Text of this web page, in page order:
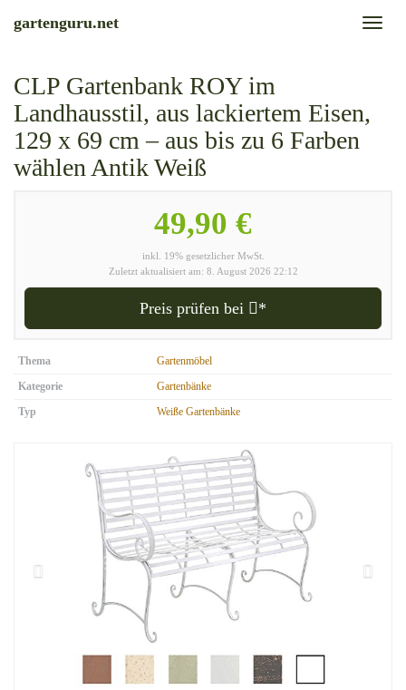
Toggle
gartenguru.net
CLP Gartenbank ROY im
Landhausstil, aus lackiertem Eisen,
129 x 69 cm – aus bis zu 6 Farben
wählen Antik Weiß
49,90 €
inkl. 19% gesetzlicher MwSt.
Zuletzt aktualisiert am: 8. August 2026 22:12
Preis prüfen bei *
Thema
Gartenmöbel
Kategorie
Gartenbänke
Typ
Weiße Gartenbänke